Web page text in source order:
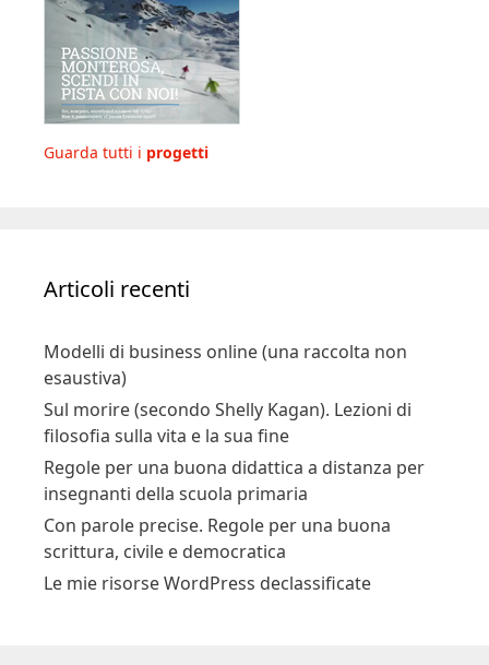
Guarda tutti i progetti
Articoli recenti
Modelli di business online (una raccolta non
esaustiva)
Sul morire (secondo Shelly Kagan). Lezioni di
filosofia sulla vita e la sua fine
Regole per una buona didattica a distanza per
insegnanti della scuola primaria
Con parole precise. Regole per una buona
scrittura, civile e democratica
Le mie risorse WordPress declassificate